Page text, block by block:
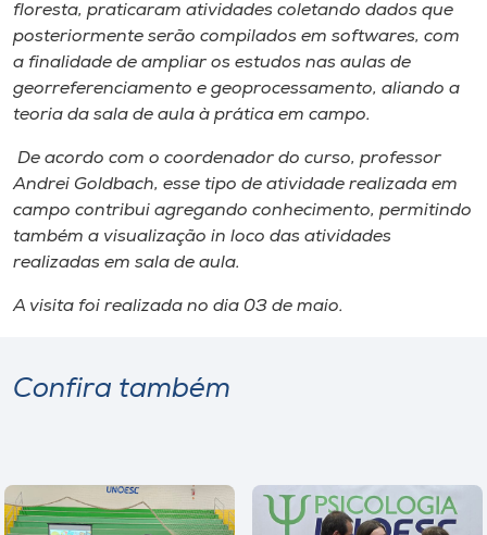
floresta, praticaram atividades coletando dados que
posteriormente serão compilados em softwares, com
a finalidade de ampliar os estudos nas aulas de
georreferenciamento e geoprocessamento, aliando a
teoria da sala de aula à prática em campo.
De acordo com o coordenador do curso, professor
Andrei Goldbach, esse tipo de atividade realizada em
campo contribui agregando conhecimento, permitindo
também a visualização in loco das atividades
realizadas em sala de aula.
A visita foi realizada no dia 03 de maio.
Confira também